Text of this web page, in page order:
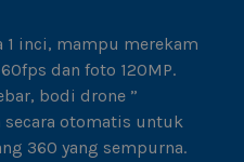
1 inci, mampu merekam
dan foto 120MP.
bodi drone ”
secara otomatis untuk
360 yang sempurna.